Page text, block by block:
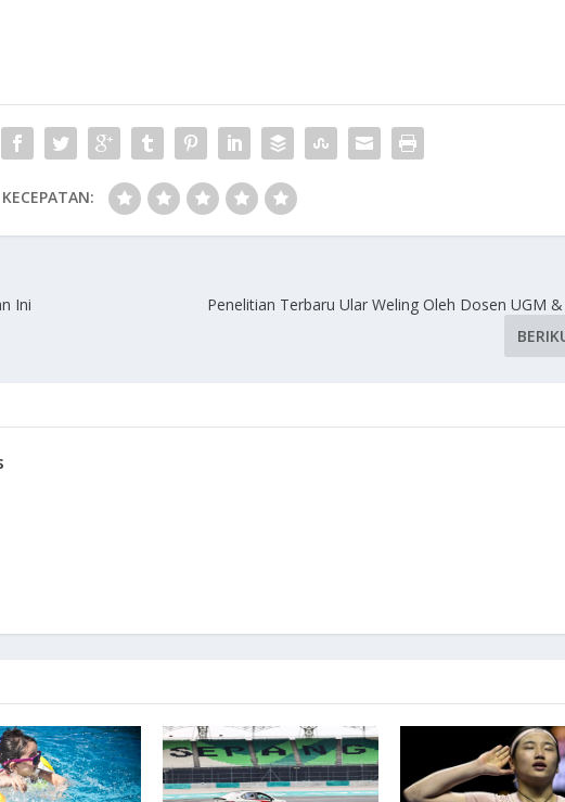
KECEPATAN:
Ini
Penelitian Terbaru Ular Weling Oleh Dosen UGM